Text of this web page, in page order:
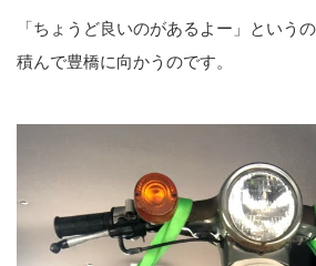
「ちょうど良いのがあるよー」という
積んで豊橋に向かうのです。